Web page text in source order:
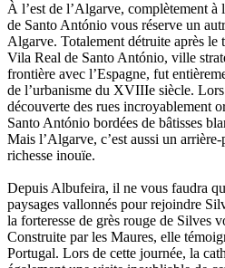
À l’est de l’Algarve, complètement à
de Santo António vous réserve un
Algarve. Totalement détruite après le
Vila Real de Santo António, ville
frontière avec l’Espagne, fut
de l’urbanisme du XVIIIe siècle.
découverte des rues incroyablement
Santo António bordées de bâtisses
Mais l’Algarve, c’est aussi un
richesse inouïe.
Depuis Albufeira, il ne vous faudra
paysages vallonnés pour rejoindre
la forteresse de grès rouge de Silves
Construite par les Maures, elle
Portugal. Lors de cette journée, la